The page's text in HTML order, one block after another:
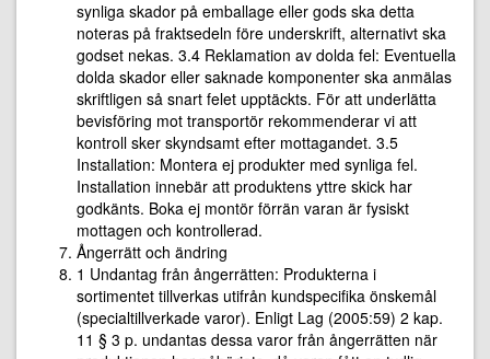
synliga skador på emballage eller gods ska detta
noteras på fraktsedeln före underskrift, alternativt ska
godset nekas. 3.4 Reklamation av dolda fel: Eventuella
dolda skador eller saknade komponenter ska anmälas
skriftligen så snart felet upptäckts. För att underlätta
bevisföring mot transportör rekommenderar vi att
kontroll sker skyndsamt efter mottagandet. 3.5
Installation: Montera ej produkter med synliga fel.
Installation innebär att produktens yttre skick har
godkänts. Boka ej montör förrän varan är fysiskt
mottagen och kontrollerad.
Ångerrätt och ändring
1 Undantag från ångerrätten: Produkterna i
sortimentet tillverkas utifrån kundspecifika önskemål
(specialtillverkade varor). Enligt Lag (2005:59) 2 kap.
11 § 3 p. undantas dessa varor från ångerrätten när